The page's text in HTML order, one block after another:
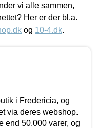
vi alle sammen,
Her er der bl.a.
og 10-4.dk.
i Fredericia, og
via deres webshop.
end 50.000 varer, og